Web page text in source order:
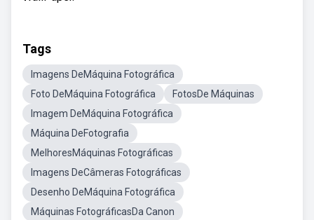
Tags
Imagens DeMáquina Fotográfica
Foto DeMáquina Fotográfica
FotosDe Máquinas
Imagem DeMáquina Fotográfica
Máquina DeFotografia
MelhoresMáquinas Fotográficas
Imagens DeCâmeras Fotográficas
Desenho DeMáquina Fotográfica
Máquinas FotográficasDa Canon